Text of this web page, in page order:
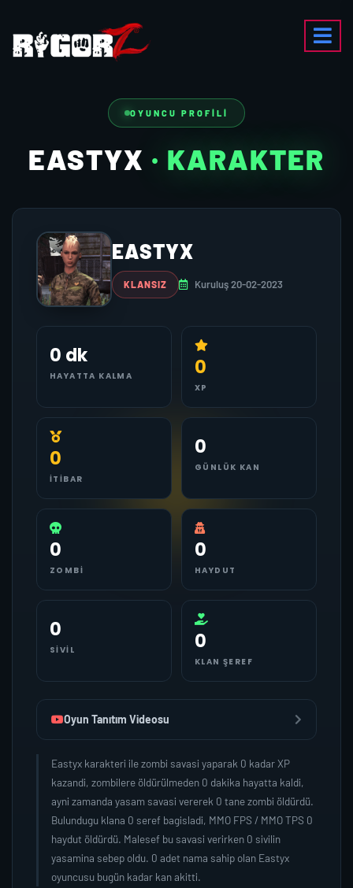
OYUNCU PROFILI
EASTYX · KARAKTER
EASTYX
KLANSIZ Kuruluş 20-02-2023
0 dk
HAYATTA KALMA 0
XP
0
İTIBAR
0
GÜNLÜK KAN
0
ZOMBI
0
HAYDUT
0
SIVIL 0
KLAN ŞEREF
Oyun Tanıtım Videosu
Eastyx karakteri ile zombi savasi yaparak 0 kadar XP
kazandi, zombilere öldürülmeden 0 dakika hayatta kaldi,
ayni zamanda yasam savasi vererek 0 tane zombi öldürdü.
Bulundugu klana 0 seref bagisladi, MMO FPS / MMO TPS 0
haydut öldürdü. Malesef bu savasi verirken 0 sivilin
yasamina sebep oldu. 0 adet nama sahip olan Eastyx
oyuncusu bugün kadar kan akitti.